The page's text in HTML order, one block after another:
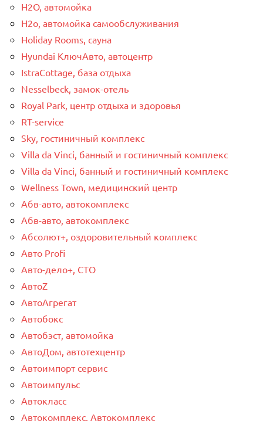
H2O, автомойка
H2o, автомойка самообслуживания
Holiday Rooms, сауна
Hyundai КлючАвто, автоцентр
IstraCottage, база отдыха
Nesselbeck, замок-отель
Royal Park, центр отдыха и здоровья
RT-service
Sky, гостиничный комплекс
Villa da Vinci, банный и гостиничный комплекс
Villa da Vinci, банный и гостиничный комплекс
Wellness Town, медицинский центр
Абв-авто, автокомплекс
Абв-авто, автокомплекс
Абсолют+, оздоровительный комплекс
Авто Profi
Авто-дело+, СТО
АвтоZ
АвтоАгрегат
Автобокс
Автобэст, автомойка
АвтоДом, автотехцентр
Автоимпорт сервис
Автоимпульс
Автокласс
Автокомплекс, Автокомплекс